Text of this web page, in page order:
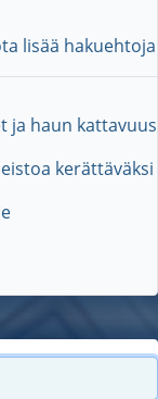
lisää hakuehtoja
ja haun kattavuus
kerättäväksi